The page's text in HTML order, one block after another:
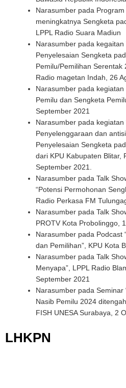
Narasumber pada
meningkatnya Sengketa
LPPL Radio Suara Madiun
Narasumber pada kegaitan
Penyelesaian Sengketa
Pemilu/Pemilihan Serentak
Radio magetan Indah, 26
Narasumber pada
Pemilu dan Sengketa
September 2021
Narasumber pada
Penyelenggaraan dan
Penyelesaian Sengketa
dari KPU Kabupaten Blitar,
September 2021.
Narasumber pada Talk
“Potensi Permohonan
Radio Perkasa FM
Narasumber pada Talk
PROTV Kota Probolinggo,
Narasumber pada Podcast
dan Pemilihan”, KPU Kota
Narasumber pada Talk
Menyapa”, LPPL Radio
September 2021
Narasumber pada Seminar
Nasib Pemilu 2024
FISH UNESA Surabaya, 2
LHKPN